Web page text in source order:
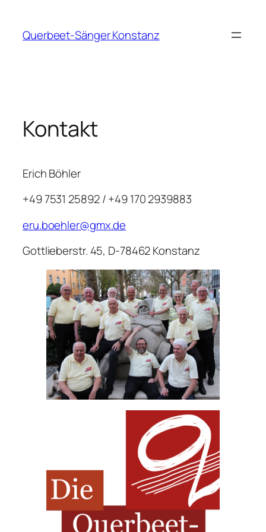
springen
Querbeet-Sänger Konstanz
Kontakt
Erich Böhler
+49 7531 25892 / +49 170 2939883
eru.boehler@gmx.de
Gottlieberstr. 45, D-78462 Konstanz